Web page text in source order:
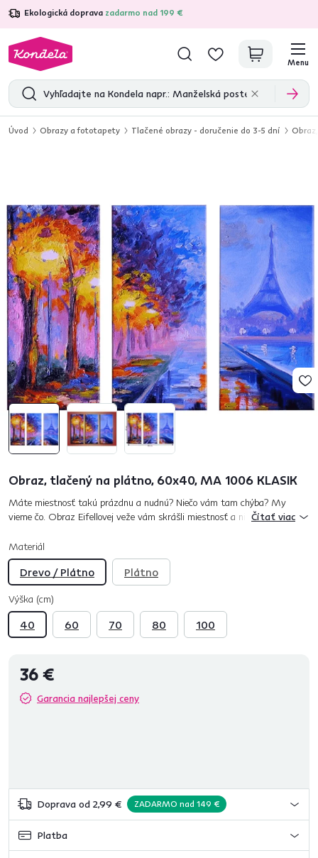
Ekologická doprava zadarmo nad 199 €
4,7 31 157overených produktových recenzií
Menu
Úvod Obrazy a fototapety Tlačené obrazy - doručenie do 3-5 dní
Obraz, tlačený na plátno, 60x40, MA 1006 KLASIK
Máte miestnosť takú prázdnu a nudnú? Niečo vám tam chýba? My
vieme čo. Obraz Eifellovej veže vám skrášli miestnosť a nie len to, ale
Čítať viac
Materiál
Drevo / Plátno Plátno
Výška (cm)
40 60 70 80 100
36 €
Garancia najlepšej ceny
Doprava od 2,99 € ZADARMO nad 149 €
Platba